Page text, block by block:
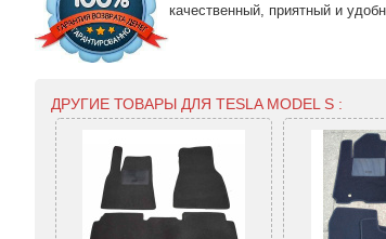
качественный, приятный и
ДРУГИЕ ТОВАРЫ ДЛЯ TESLA MODEL S :